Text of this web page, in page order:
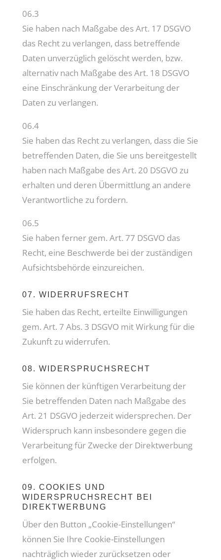
06.3
Sie haben nach Maßgabe des Art. 17 DSGVO
das Recht zu verlangen, dass betreffende
Daten unverzüglich gelöscht werden, bzw.
alternativ nach Maßgabe des Art. 18 DSGVO
eine Einschränkung der Verarbeitung der
Daten zu verlangen.
06.4
Sie haben das Recht zu verlangen, dass die Sie
betreffenden Daten, die Sie uns bereitgestellt
haben nach Maßgabe des Art. 20 DSGVO zu
erhalten und deren Übermittlung an andere
Verantwortliche zu fordern.
06.5
Sie haben ferner gem. Art. 77 DSGVO das
Recht, eine Beschwerde bei der zuständigen
Aufsichtsbehörde einzureichen.
07. WIDERRUFSRECHT
Sie haben das Recht, erteilte Einwilligungen
gem. Art. 7 Abs. 3 DSGVO mit Wirkung für die
Zukunft zu widerrufen.
08. WIDERSPRUCHSRECHT
Sie können der künftigen Verarbeitung der
Sie betreffenden Daten nach Maßgabe des
Art. 21 DSGVO jederzeit widersprechen. Der
Widerspruch kann insbesondere gegen die
Verarbeitung für Zwecke der Direktwerbung
erfolgen.
09. COOKIES UND
WIDERSPRUCHSRECHT BEI
DIREKTWERBUNG
Über den Button „Cookie-Einstellungen“
können Sie Ihre Cookie-Einstellungen
nachträglich wieder zurücksetzen oder